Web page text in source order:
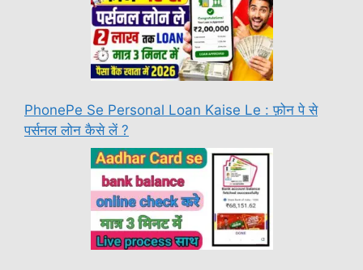
PhonePe Se Personal Loan Kaise Le : फ़ोन पे से
पर्सनल लोन कैसे लें ?